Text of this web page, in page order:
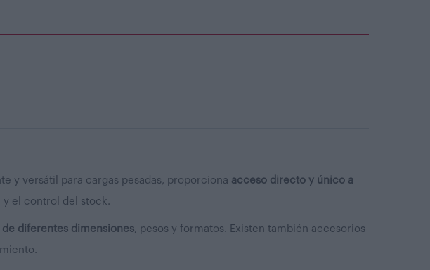
y versátil para cargas pesadas, proporciona acceso directo y único a
y el control del stock.
de diferentes dimensiones, pesos y formatos. Existen también accesorios